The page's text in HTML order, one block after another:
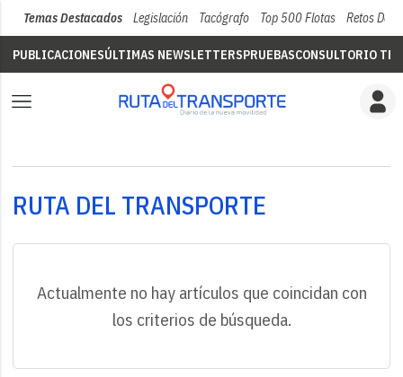
Temas Destacados Legislación Tacógrafo Top 500 Flotas Retos Del
PUBLICACIONESÚLTIMAS NEWSLETTERSPRUEBASCONSULTORIO
RUTA DEL TRANSPORTE
Actualmente no hay artículos que coincidan con
los criterios de búsqueda.